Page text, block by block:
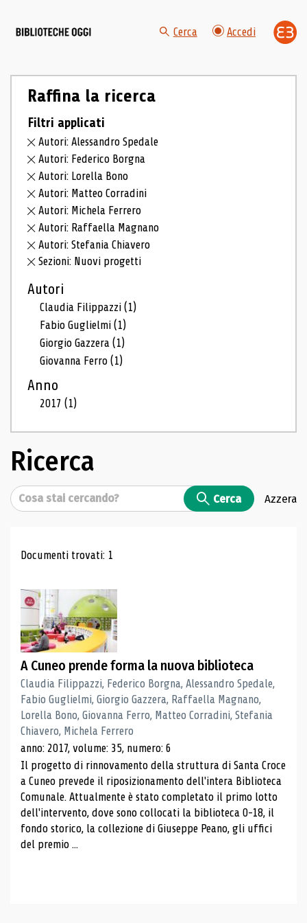
Cerca Accedi
Raffina la ricerca
Filtri applicati
Autori: Alessandro Spedale
Autori: Federico Borgna
Autori: Lorella Bono
Autori: Matteo Corradini
Autori: Michela Ferrero
Autori: Raffaella Magnano
Autori: Stefania Chiavero
Sezioni: Nuovi progetti
Autori
Claudia Filippazzi(1)
Fabio Guglielmi(1)
Giorgio Gazzera(1)
Giovanna Ferro(1)
Anno
2017(1)
Ricerca
Cerca Cerca Azzera
Risultati di ricerca
Documenti trovati: 1
A Cuneo prende forma la nuova biblioteca
Claudia Filippazzi, Federico Borgna, Alessandro Spedale,
Fabio Guglielmi, Giorgio Gazzera, Raffaella Magnano,
Lorella Bono, Giovanna Ferro, Matteo Corradini, Stefania
Chiavero, Michela Ferrero
anno: 2017, volume: 35, numero: 6
Il progetto di rinnovamento della struttura di Santa Croce
a Cuneo prevede il riposizionamento dell'intera Biblioteca
Comunale. Attualmente è stato completato il primo lotto
dell'intervento, dove sono collocati la biblioteca 0-18, il
fondo storico, la collezione di Giuseppe Peano, gli uffici
del premio ...